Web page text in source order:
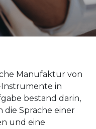
Manufaktur von
Instrumente in
bestand darin,
die Sprache einer
und eine